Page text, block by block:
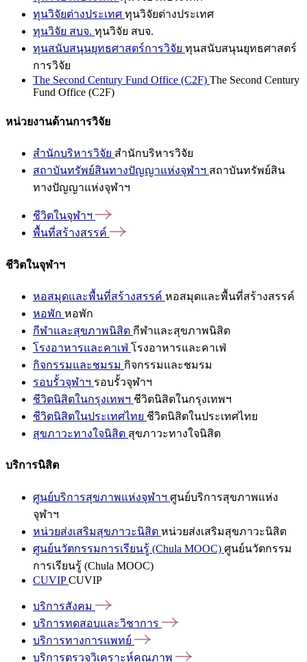
ทุนวิจัยต่างประเทศ ทุนวิจัยต่างประเทศ
ทุนวิจัย สบจ. ทุนวิจัย สบจ.
ทุนสนับสนุนยุทธศาสตร์การวิจัย ทุนสนับสนุนยุทธศาสตร์
การวิจัย
The Second Century Fund Office (C2F) The Second Century
Fund Office (C2F)
หน่วยงานด้านการวิจัย
สำนักบริหารวิจัย สำนักบริหารวิจัย
สถาบันทรัพย์สินทางปัญญาแห่งจุฬาฯ สถาบันทรัพย์สิน
ทางปัญญาแห่งจุฬาฯ
ชีวิตในจุฬาฯ
พื้นที่สร้างสรรค์
ชีวิตในจุฬาฯ
หอสมุดและพื้นที่สร้างสรรค์ หอสมุดและพื้นที่สร้างสรรค์
หอพัก หอพัก
กีฬาและสุขภาพนิสิต กีฬาและสุขภาพนิสิต
โรงอาหารและคาเฟ่ โรงอาหารและคาเฟ่
กิจกรรมและชมรม กิจกรรมและชมรม
รอบรั้วจุฬาฯ รอบรั้วจุฬาฯ
ชีวิตนิสิตในกรุงเทพฯ ชีวิตนิสิตในกรุงเทพฯ
ชีวิตนิสิตในประเทศไทย ชีวิตนิสิตในประเทศไทย
สุขภาวะทางใจนิสิต สุขภาวะทางใจนิสิต
บริการนิสิต
ศูนย์บริการสุขภาพแห่งจุฬาฯ ศูนย์บริการสุขภาพแห่ง
จุฬาฯ
หน่วยส่งเสริมสุขภาวะนิสิต หน่วยส่งเสริมสุขภาวะนิสิต
ศูนย์นวัตกรรมการเรียนรู้ (Chula MOOC) ศูนย์นวัตกรรม
การเรียนรู้ (Chula MOOC)
CUVIPCUVIP
บริการสังคม
บริการทดสอบและวิชาการ
บริการทางการแพทย์
บริการตรวจวิเคราะห์คุณภาพ